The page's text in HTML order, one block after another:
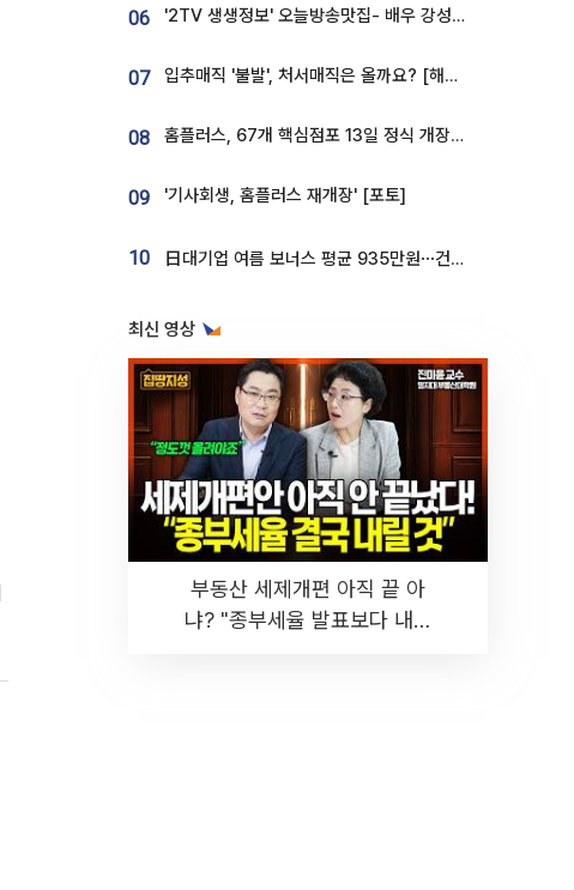
06 '2TV 생생정보' 오늘방송맛집- 배우 강성진 단골! 쌀국수ㆍ푸팟퐁 커리 맛집 '블○○○'
07 입추매직 '불발', 처서매직은 올까요? [해시태그]
08 홈플러스, 67개 핵심점포 13일 정식 개장…영업 재개 속도
09 '기사회생, 홈플러스 재개장' [포토]
10 日대기업 여름 보너스 평균 935만원⋯건설회사 1800만 넘어
최신 영상
부동산 세제개편 아직 끝 아
냐? "종부세율 발표보다 내릴